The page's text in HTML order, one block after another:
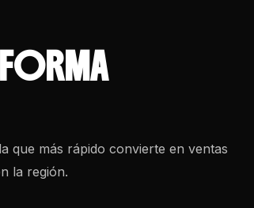
que más rápido convierte en ventas
la región.